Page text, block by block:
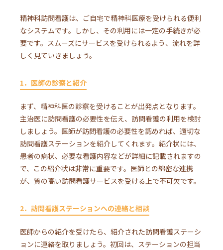
精神科訪問看護は、ご自宅で精神科医療を受けられる便利
なシステムです。しかし、その利用には一定の手続きが必
要です。スムーズにサービスを受けられるよう、流れを詳
しく見ていきましょう。
1．医師の診察と紹介
まず、精神科医の診察を受けることが出発点となります。
主治医に訪問看護の必要性を伝え、訪問看護の利用を検討
しましょう。医師が訪問看護の必要性を認めれば、適切な
訪問看護ステーションを紹介してくれます。紹介状には、
患者の病状、必要な看護内容などが詳細に記載されますの
で、この紹介状は非常に重要です。医師との綿密な連携
が、質の高い訪問看護サービスを受ける上で不可欠です。
2．訪問看護ステーションへの連絡と相談
医師からの紹介を受けたら、紹介された訪問看護ステーシ
ョンに連絡を取りましょう。初回は、ステーションの担当